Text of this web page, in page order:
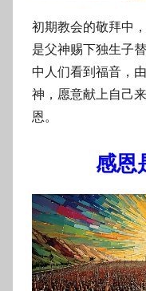
初期教会的敬拜中
是父神赐下独生子
中人们看到福音，
神，愿意献上自己
恩。
感恩